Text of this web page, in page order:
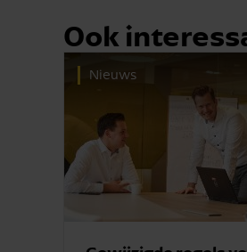
Ook
Nieuws